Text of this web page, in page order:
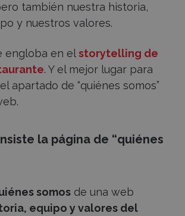
también nuestra historia,
y nuestros valores.
engloba en el storytelling de
. Y el mejor lugar para
apartado de “quiénes somos”
la página de “quiénes
somos de una web
equipo y valores del